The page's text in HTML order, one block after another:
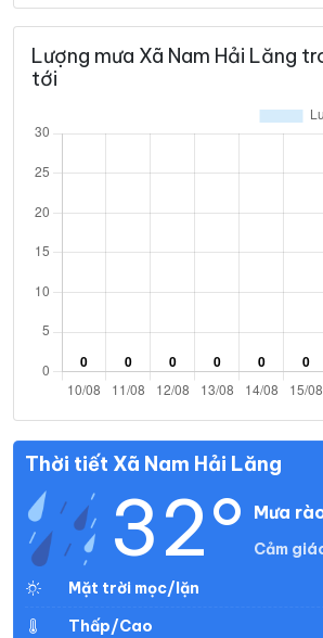
Lượng mưa Xã Nam Hải Lăng
tới
Thời tiết Xã Nam Hải Lăng
32° Mưa
Cảm
Mặt trời mọc/lặn
Thấp/Cao